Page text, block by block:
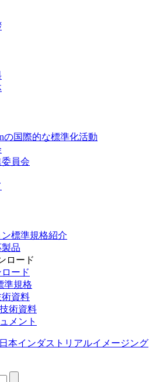
の国際的な標準化活動
員会
標準規格紹介
品
ロード
ード
準規格
資料
術資料
メント